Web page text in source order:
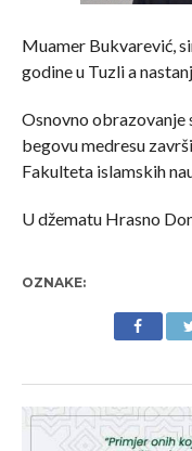
Muamer Bukvarević,
godine u Tuzli a
Osnovno obrazovanje
begovu medresu
Fakulteta islamskih
U džematu Hrasno
OZNAKE: